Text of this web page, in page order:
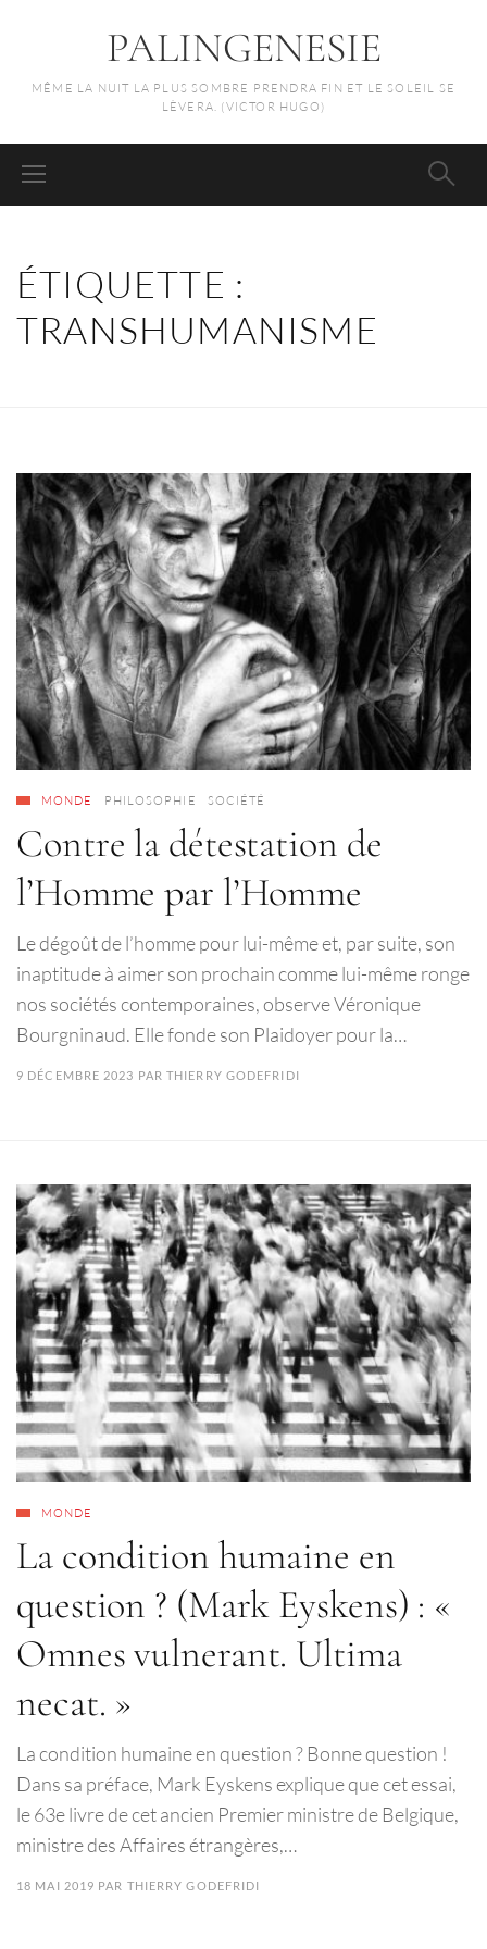
PALINGENESIE
MÊME LA NUIT LA PLUS SOMBRE PRENDRA FIN ET LE SOLEIL SE
LÈVERA. (VICTOR HUGO)
ÉTIQUETTE :
TRANSHUMANISME
MONDE PHILOSOPHIE SOCIÉTÉ
Contre la détestation de
l’Homme par l’Homme
Le dégoût de l’homme pour lui-même et, par suite, son
inaptitude à aimer son prochain comme lui-même ronge
nos sociétés contemporaines, observe Véronique
Bourgninaud. Elle fonde son Plaidoyer pour la…
9 DÉCEMBRE 2023 PARTHIERRY GODEFRIDI
MONDE
La condition humaine en
question ? (Mark Eyskens) : «
Omnes vulnerant. Ultima
necat. »
La condition humaine en question ? Bonne question !
Dans sa préface, Mark Eyskens explique que cet essai,
le 63e livre de cet ancien Premier ministre de Belgique,
ministre des Affaires étrangères,…
18 MAI 2019 PAR THIERRY GODEFRIDI